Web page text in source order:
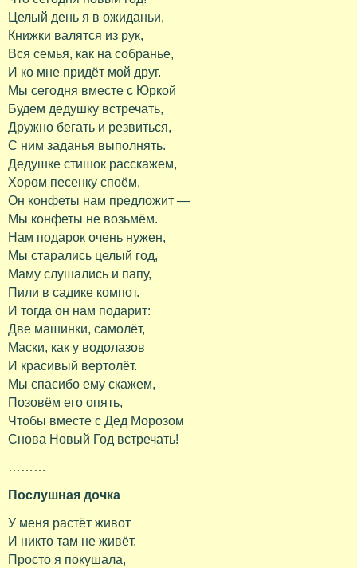
Целый день я в ожиданьи,
Книжки валятся из рук,
Вся семья, как на собранье,
И ко мне придёт мой друг.
Мы сегодня вместе с Юркой
Будем дедушку встречать,
Дружно бегать и резвиться,
С ним заданья выполнять.
Дедушке стишок расскажем,
Хором песенку споём,
Он конфеты нам предложит —
Мы конфеты не возьмём.
Нам подарок очень нужен,
Мы старались целый год,
Маму слушались и папу,
Пили в садике компот.
И тогда он нам подарит:
Две машинки, самолёт,
Маски, как у водолазов
И красивый вертолёт.
Мы спасибо ему скажем,
Позовём его опять,
Чтобы вместе с Дед Морозом
Снова Новый Год встречать!
………
Послушная дочка
У меня растёт живот
И никто там не живёт.
Просто я покушала,